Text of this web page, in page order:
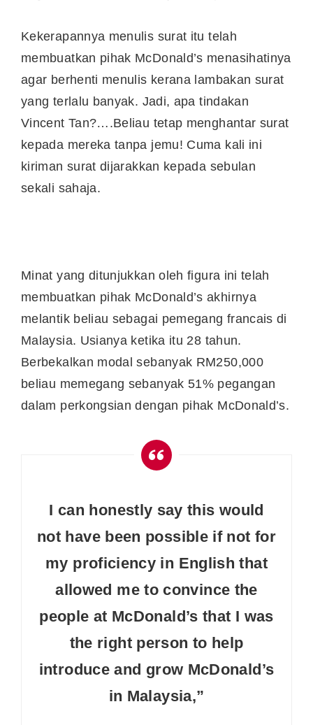
Kekerapannya menulis surat itu telah
membuatkan pihak McDonald’s menasihatinya
agar berhenti menulis kerana lambakan surat
yang terlalu banyak. Jadi, apa tindakan
Vincent Tan?….Beliau tetap menghantar surat
kepada mereka tanpa jemu! Cuma kali ini
kiriman surat dijarakkan kepada sebulan
sekali sahaja.
Minat yang ditunjukkan oleh figura ini telah
membuatkan pihak McDonald’s akhirnya
melantik beliau sebagai pemegang francais di
Malaysia. Usianya ketika itu 28 tahun.
Berbekalkan modal sebanyak RM250,000
beliau memegang sebanyak 51% pegangan
dalam perkongsian dengan pihak McDonald’s.
I can honestly say this would
not have been possible if not for
my proficiency in English that
allowed me to convince the
people at McDonald ’s that I was
the right person to help
introduce and grow McDonald ’s
in Malaysia,”